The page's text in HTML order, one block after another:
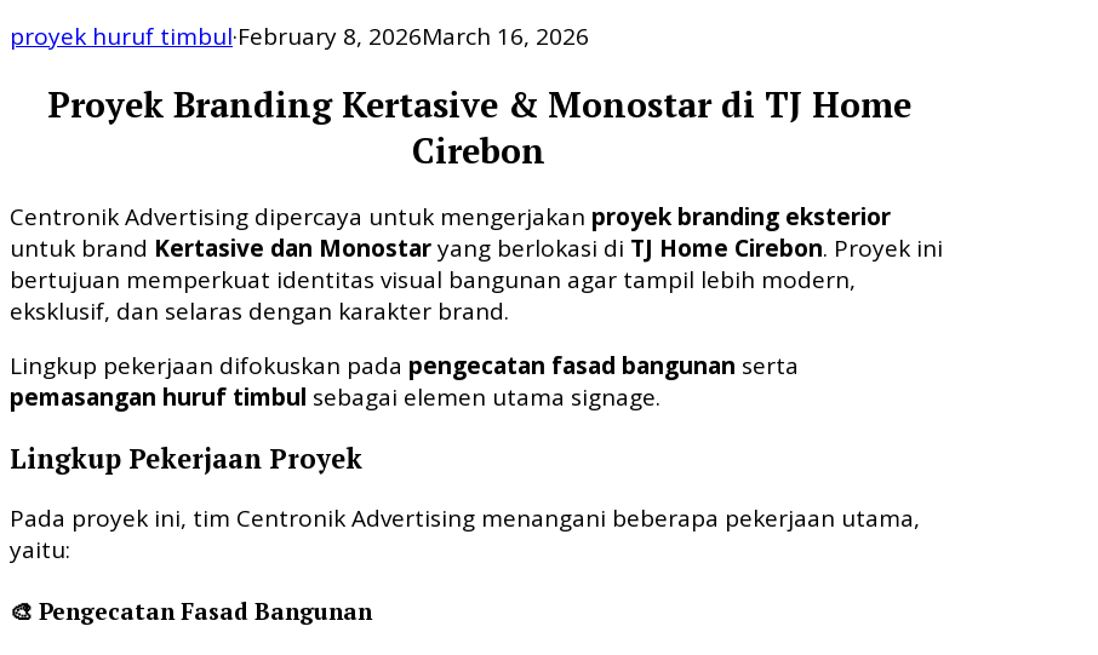
proyek huruf timbul·February 8, 2026March 16, 2026
Proyek Branding Kertasive & Monostar di TJ Home
Cirebon
Centronik Advertising dipercaya untuk mengerjakan proyek branding eksterior
untuk brand Kertasive dan Monostaryang berlokasi di TJ Home Cirebon. Proyek ini
bertujuan memperkuat identitas visual bangunan agar tampil lebih modern,
eksklusif, dan selaras dengan karakter brand.
Lingkup pekerjaan difokuskan pada pengecatan fasad bangunan serta
pemasangan huruf timbul sebagai elemen utama signage.
Lingkup Pekerjaan Proyek
Pada proyek ini, tim Centronik Advertising menangani beberapa pekerjaan utama,
yaitu:
🎨 Pengecatan Fasad Bangunan